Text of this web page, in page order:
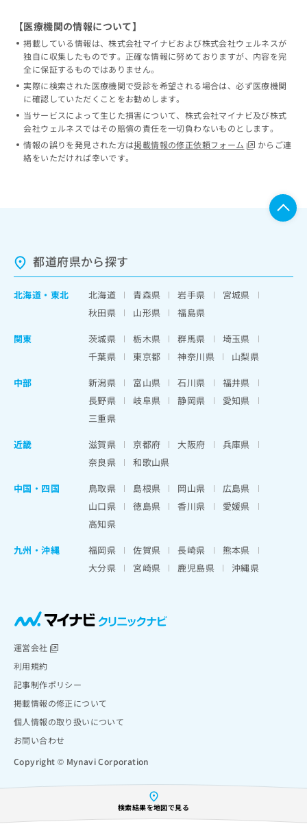
検索結果を地図で見る
【医療機関の情報について】
掲載している情報は、株式会社マイナビおよび株式会社ウェルネスが
独自に収集したものです。正確な情報に努めておりますが、内容を完
全に保証するものではありません。
実際に検索された医療機関で受診を希望される場合は、必ず医療機関
に確認していただくことをお勧めします。
当サービスによって生じた損害について、株式会社マイナビ及び株式
会社ウェルネスではその賠償の責任を一切負わないものとします。
情報の誤りを発見された方は掲載情報の修正依頼フォーム
からご連
絡をいただければ幸いです。
都道府県から探す
北海道 ・ 東北 北海道 青森県 岩手県
宮城県
秋田県
山形県
福島県
関東
茨城県 栃木県 群馬県
埼玉県
千葉県
東京都 神奈川県
山梨県
中部
新潟県 富山県 石川県
福井県
長野県
岐阜県 静岡県
愛知県
三重県
近畿
滋賀県 京都府 大阪府
兵庫県
奈良県
和歌山県
中国・四国
鳥取県 島根県 岡山県
広島県
山口県
徳島県 香川県
愛媛県
高知県
九州・沖縄
福岡県 佐賀県 長崎県
熊本県
大分県
宮崎県 鹿児島県 沖縄県
運営会社
利用規約
記事制作ポリシー
掲載情報の修正について
個人情報の取り扱いについて
お問い合わせ
Copyright © Mynavi Corporation